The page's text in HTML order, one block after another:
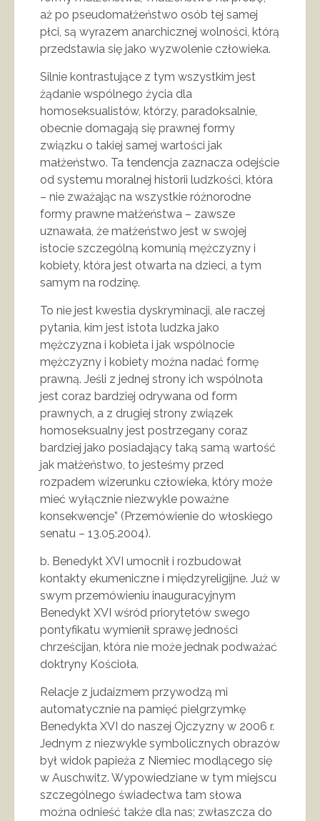
aż po pseudomałżeństwo osób tej samej
płci, są wyrazem anarchicznej wolności, którą
przedstawia się jako wyzwolenie człowieka.
Silnie kontrastujące z tym wszystkim jest
żądanie wspólnego życia dla
homoseksualistów, którzy, paradoksalnie,
obecnie domagają się prawnej formy
związku o takiej samej wartości jak
małżeństwo. Ta tendencja zaznacza odejście
od systemu moralnej historii ludzkości, która
– nie zważając na wszystkie różnorodne
formy prawne małżeństwa – zawsze
uznawała, że małżeństwo jest w swojej
istocie szczególną komunią mężczyzny i
kobiety, która jest otwarta na dzieci, a tym
samym na rodzinę.
To nie jest kwestia dyskryminacji, ale raczej
pytania, kim jest istota ludzka jako
mężczyzna i kobieta i jak wspólnocie
mężczyzny i kobiety można nadać formę
prawną. Jeśli z jednej strony ich wspólnota
jest coraz bardziej odrywana od form
prawnych, a z drugiej strony związek
homoseksualny jest postrzegany coraz
bardziej jako posiadający taką samą wartość
jak małżeństwo, to jesteśmy przed
rozpadem wizerunku człowieka, który może
mieć wyłącznie niezwykle poważne
konsekwencje” (Przemówienie do włoskiego
senatu – 13.05.2004).
b. Benedykt XVI umocnił i rozbudował
kontakty ekumeniczne i międzyreligijne. Już w
swym przemówieniu inauguracyjnym
Benedykt XVI wśród priorytetów swego
pontyfikatu wymienił sprawę jedności
chrześcijan, która nie może jednak podważać
doktryny Kościoła.
Relacje z judaizmem przywodzą mi
automatycznie na pamięć pielgrzymkę
Benedykta XVI do naszej Ojczyzny w 2006 r.
Jednym z niezwykle symbolicznych obrazów
był widok papieża z Niemiec modlącego się
w Auschwitz. Wypowiedziane w tym miejscu
szczególnego świadectwa tam słowa
można odnieść także dla nas; zwłaszcza do